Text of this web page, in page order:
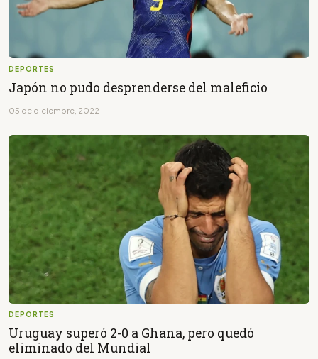
DEPORTES
Japón no pudo desprenderse del maleficio
05 de diciembre, 2022
DEPORTES
Uruguay superó 2-0 a Ghana, pero quedó
eliminado del Mundial